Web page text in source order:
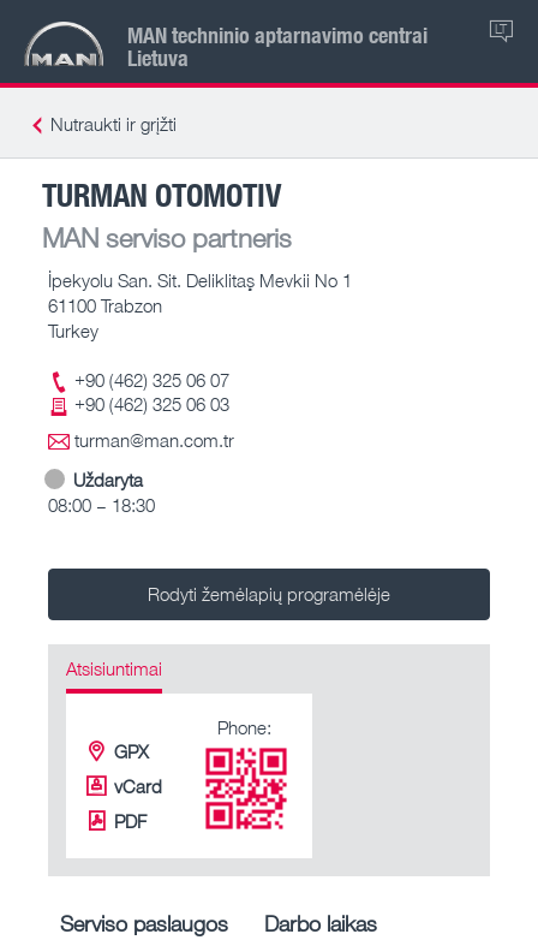
MAN techninio aptarnavimo centrai
Lietuva
LT
Nutraukti ir grįžti
TURMAN OTOMOTIV
MAN serviso partneris
İpekyolu San. Sit. Deliklitaş Mevkii No 1
61100 Trabzon
Turkey
+90 (462) 325 06 07
+90 (462) 325 06 03
turman@man.com.tr
Uždaryta
08:00 – 18:30
Rodyti žemėlapių programėlėje
Atsisiuntimai
GPX
vCard
PDF
Phone:
Serviso paslaugos Darbo laikas